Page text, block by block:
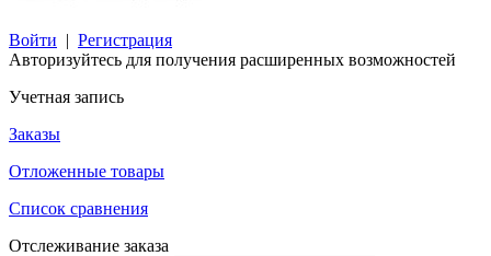
Войти | Регистрация
Авторизуйтесь для получения расширенных возможностей
Учетная запись
Заказы
Отложенные товары
Список сравнения
Отслеживание заказа